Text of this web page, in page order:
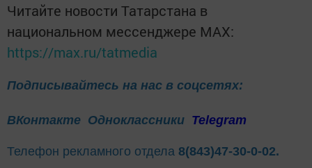
Читайте новости Татарстана в
национальном мессенджере MАХ:
https://max.ru/tatmedia
Подписывайтесь на нас в соцсетях:
ВКонтакте Одноклассники Telegram
Телефон рекламного отдела 8(843)47-30-0-02.